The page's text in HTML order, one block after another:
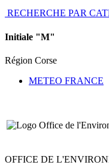
RECHERCHE PAR
Initiale "M"
Région Corse
METEO FRANCE
OFFICE DE